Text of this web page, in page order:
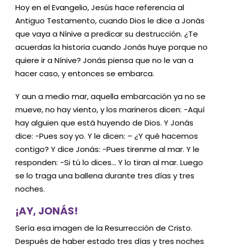
Hoy en el Evangelio, Jesús hace referencia al
Antiguo Testamento, cuando Dios le dice a Jonás
que vaya a Nínive a predicar su destrucción. ¿Te
acuerdas la historia cuando Jonás huye porque no
quiere ir a Nínive? Jonás piensa que no le van a
hacer caso, y entonces se embarca.
Y aun a medio mar, aquella embarcación ya no se
mueve, no hay viento, y los marineros dicen: -Aquí
hay alguien que está huyendo de Dios. Y Jonás
dice: -Pues soy yo. Y le dicen: – ¿Y qué hacemos
contigo? Y dice Jonás: -Pues tirenme al mar. Y le
responden: -Si tú lo dices… Y lo tiran al mar. Luego
se lo traga una ballena durante tres días y tres
noches.
¡AY, JONÁS!
Sería esa imagen de la Resurrección de Cristo.
Después de haber estado tres días y tres noches